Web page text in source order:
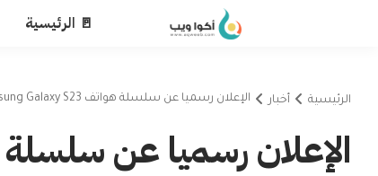
🚪 الرئيسية
الرئيسية أخبار الإعلان رسميا عن سلسلة هواتف Samsung Galaxy S23 ... إليك المقومات والأسعار